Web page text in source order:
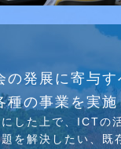
ョン研究会、WEB/
の発展に寄与す
種の事業を実施
した上で、ICTの
を解決したい、既